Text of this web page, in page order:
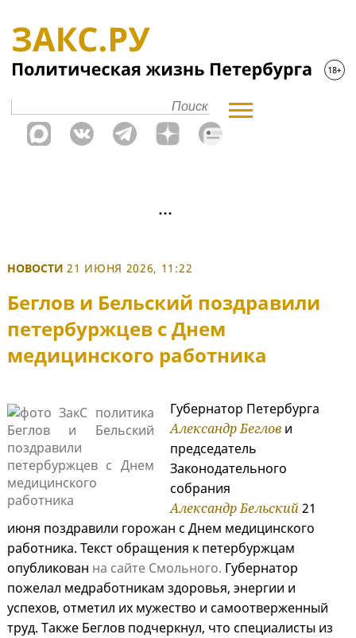
НОВОСТИ 21 ИЮНЯ 2026, 11:22
Беглов и Бельский поздравили
петербуржцев с Днем
медицинского работника
Губернатор Петербурга
Александр Беглови
председатель
Законодательного
собрания
Александр Бельский21
июня поздравили горожан с Днем медицинского
работника. Текст обращения к петербуржцам
опубликован на сайте Смольного. Губернатор
пожелал медработникам здоровья, энергии и
успехов, отметил их мужество и самоотверженный
труд. Также Беглов подчеркнул, что специалисты из